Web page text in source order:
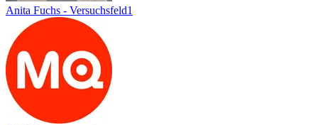
Anita Fuchs - Versuchsfeld1